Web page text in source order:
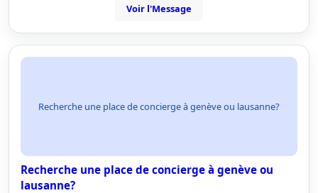
Voir l'Message
Recherche une place de concierge à genève ou lausanne?
Recherche une place de concierge à genève ou
lausanne?